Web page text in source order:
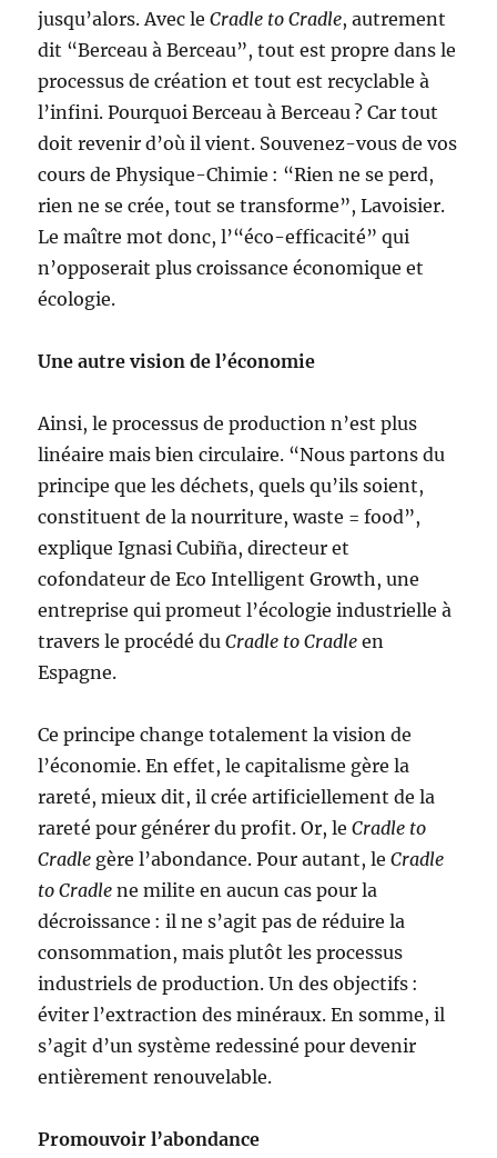
jusqu’alors. Avec leCradle to Cradle, autrement
dit “Berceau à Berceau”, tout est propre dans le
processus de création et tout est recyclable à
l’infini. Pourquoi Berceau à Berceau ? Car tout
doit revenir d’où il vient. Souvenez-vous de vos
cours de Physique-Chimie : “Rien ne se perd,
rien ne se crée, tout se transforme”, Lavoisier.
Le maître mot donc, l’“éco-efficacité” qui
n’opposerait plus croissance économique et
écologie.
Une autre vision de l’économie
Ainsi, le processus de production n’est plus
linéaire mais bien circulaire. “Nous partons du
principe que les déchets, quels qu’ils soient,
constituent de la nourriture, waste = food”,
explique Ignasi Cubiña, directeur et
cofondateur de Eco Intelligent Growth, une
entreprise qui promeut l’écologie industrielle à
travers le procédé duCradle to Cradle en
Espagne.
Ce principe change totalement la vision de
l’économie. En effet, le capitalisme gère la
rareté, mieux dit, il crée artificiellement de la
rareté pour générer du profit. Or, leCradle to
Cradle gère l’abondance. Pour autant, leCradle
to Cradle ne milite en aucun cas pour la
décroissance : il ne s’agit pas de réduire la
consommation, mais plutôt les processus
industriels de production. Un des objectifs :
éviter l’extraction des minéraux. En somme, il
s’agit d’un système redessiné pour devenir
entièrement renouvelable.
Promouvoir l’abondance